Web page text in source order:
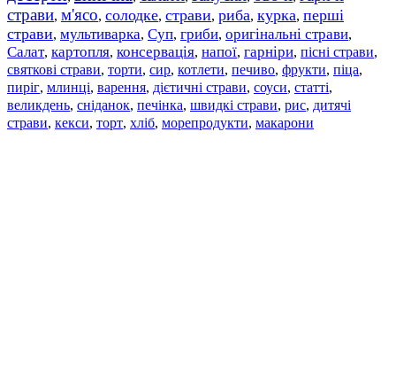
страви, м'ясо, солодке, страви, риба, курка, перші
страви, мультиварка, Суп, гриби, оригінальні страви,
Салат, картопля, консервація, напої, гарніри, пісні страви,
святкові страви, торти, сир, котлети, печиво, фрукти, піца,
пиріг, млинці, варення, дієтичні страви, соуси, статті,
великдень, сніданок, печінка, швидкі страви, рис, дитячі
страви, кекси, торт, хліб, морепродукти, макарони